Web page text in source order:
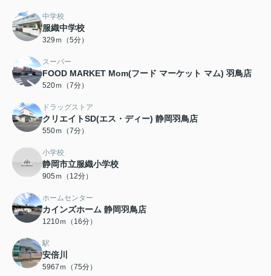
中学校
服織中学校
329ｍ（5分）
スーパー
FOOD MARKET Mom(フード マーケット マム) 羽鳥店
520ｍ（7分）
ドラッグストア
クリエイトSD(エス・ディー) 静岡羽鳥店
550ｍ（7分）
小学校
静岡市立服織小学校
905ｍ（12分）
ホームセンター
カインズホーム 静岡羽鳥店
1210ｍ（16分）
駅
安倍川
5967ｍ（75分）